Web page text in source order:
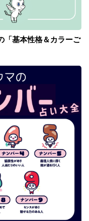
「基本性格＆カラーご